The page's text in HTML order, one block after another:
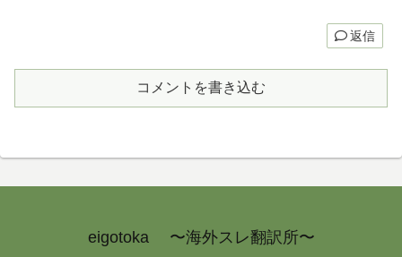
返信
コメントを書き込む
eigotoka 〜海外スレ翻訳所〜